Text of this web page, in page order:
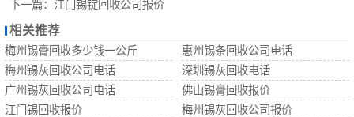
下一篇： 江门锡锭回收公司报价
相关推荐
梅州锡膏回收多少钱一公斤
惠州锡条回收公司电话
梅州锡灰回收公司电话
深圳锡灰回收电话
广州锡灰回收公司电话
佛山锡膏回收报价
江门锡回收报价
梅州锡灰回收公司报价
回收锡